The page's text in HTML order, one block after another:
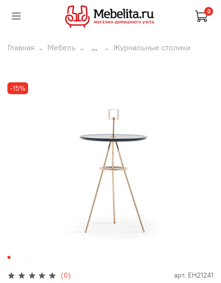
0
Главная Мебель ... Журнальные столики
-15%
(0) арт. EH21241